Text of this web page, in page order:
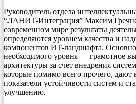
Руководитель отдела
“ЛАНИТ-Интеграция” Максим
современном мире результаты
определяются уровнем качества и
компонентов ИТ-ландшафта.
необходимого уровня — грамотное
архитектуры за счет внедрения
которые помимо всего прочего, дают
показатели устойчивости систем и
улучшению.